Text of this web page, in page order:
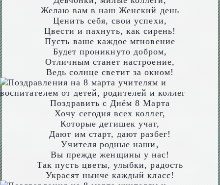
Желаю вам в наш Женский день
Ценить себя, свои успехи,
Цвести и пахнуть, как сирень!
Пусть ваше каждое мгновение
Будет проникнуто добром,
Отличным станет настроение,
Ведь солнце светит за окном!
Поздравить с Днём 8 Марта
Хочу сегодня всех коллег,
Которые детишек учат,
Дают им старт, дают разбег!
Учителя родные наши,
Вы прежде женщины у нас!
Так пусть цветы, улыбки, радость
Украсят нынче каждый класс!